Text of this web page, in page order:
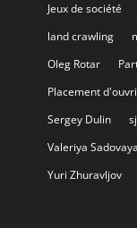
Jeux de société
land crawling
Oleg Rotar
Placement
Sergey Dulin
Valeriya Sadovaya
Yuri Zhuravljov